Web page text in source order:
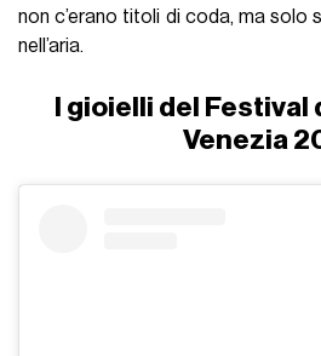
non c’erano titoli di coda, ma solo
nell’aria.
I gioielli del Festival
Venezia